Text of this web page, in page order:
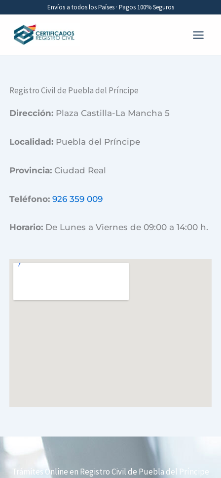
contenido
Envíos a todos los Países · Pagos 100% Seguros
Registro Civil de Puebla del Príncipe
Dirección: Plaza Castilla-La Mancha 5
Localidad: Puebla del Príncipe
Provincia: Ciudad Real
Teléfono: 926 359 009
Horario: De Lunes a Viernes de 09:00 a 14:00 h.
Trámites Online en Registro Civil de Puebla del Príncipe